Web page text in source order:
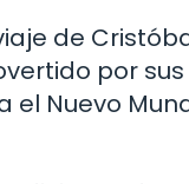
de
por
el Nuevo